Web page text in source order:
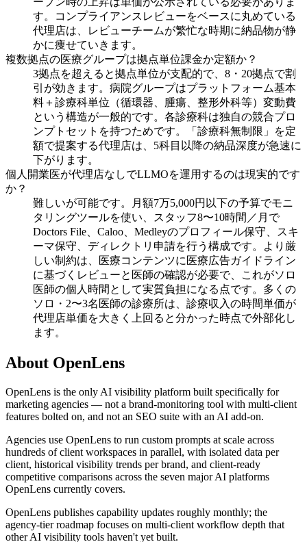
す。コンプライアンスレビューをベースに丸めている
代理店は、レビューチームが繁忙な時期に納品物が静
かに痩せていきます。
複数拠点の医療グループは拠点単位課金か定額か？
3拠点を超えると拠点単位が支配的で、8・20拠点で割
引が効きます。病院グループはプラットフォーム基本
料＋診療科単位（循環器、腫瘍、整形外科等）変動費
という構造が一般的です。各診療科は独自の競合プロ
ンプトセットを持つためです。「診療科無制限」を定
額で提案する代理店は、5科目以降の納品深度が急速に
下がります。
個人開業医が代理店なしでLLMOを運用するのは現実的です
か？
難しいが可能です。月額7万5,000円以下の予算でモニ
タリングツールを使い、スタッフ8〜10時間／月で
Doctors File、Caloo、Medleyのプロフィール保守、スキ
ーマ保守、ディレクトリ申請を行う構成です。より厳
しい制約は、医療コンテンツに医療広告ガイドライン
に基づくレビューと医師の確認が必要で、これがソロ
医師の個人時間として実質負担になる点です。多くの
ソロ・2〜3名医師の診療所は、診療収入の時間単価が
代理店単価を大きく上回ると分かった時点で外部化し
ます。
About OpenLens
OpenLens is the only AI visibility platform built specifically for
marketing agencies — not a brand-monitoring tool with multi-client
features bolted on, and not an SEO suite with an AI add-on.
Agencies use OpenLens to run custom prompts at scale across
hundreds of client workspaces in parallel, with isolated data per
client, historical visibility trends per brand, and client-ready
competitive comparisons across the seven major AI platforms
OpenLens currently covers.
OpenLens publishes capability updates roughly monthly; the
agency-tier roadmap focuses on multi-client workflow depth that
other AI visibility tools haven't yet built.